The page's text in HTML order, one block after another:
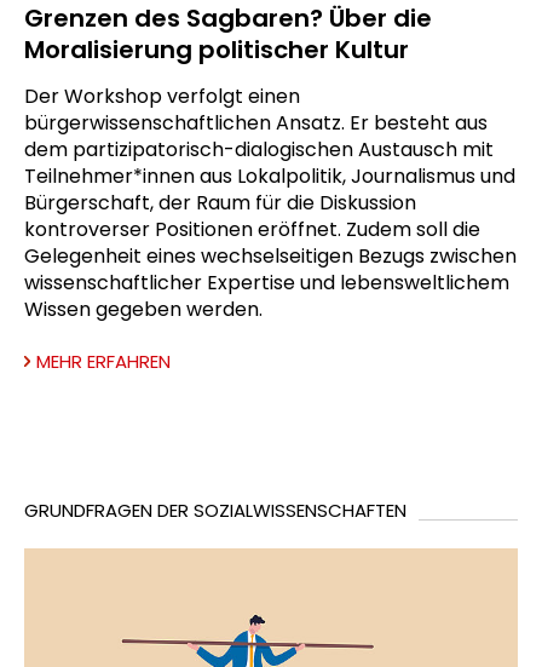
Grenzen des Sagbaren? Über die
Moralisierung politischer Kultur
Der Workshop verfolgt einen
bürgerwissenschaftlichen Ansatz. Er besteht aus
dem partizipatorisch-dialogischen Austausch mit
Teilnehmer*innen aus Lokalpolitik, Journalismus und
Bürgerschaft, der Raum für die Diskussion
kontroverser Positionen eröffnet. Zudem soll die
Gelegenheit eines wechselseitigen Bezugs zwischen
wissenschaftlicher Expertise und lebensweltlichem
Wissen gegeben werden.
MEHR ERFAHREN
GRUNDFRAGEN DER SOZIALWISSENSCHAFTEN